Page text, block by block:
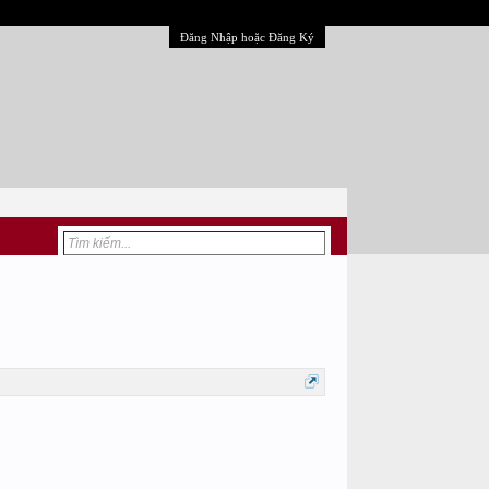
Đăng Nhập hoặc Đăng Ký